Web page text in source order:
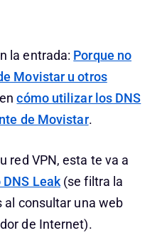
la entrada: Porque no
Movistar u otros
cómo utilizar los DNS
de Movistar.
red VPN, esta te va a
Leak(se filtra la
al consultar una web
de Internet).